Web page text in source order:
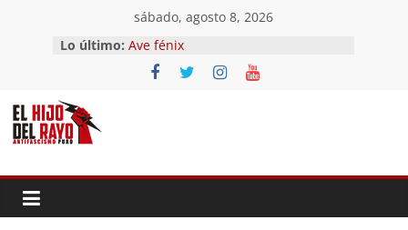
contenido
sábado, agosto 8, 2026
Lo último: Ave fénix
¿Dios no existe?
First Time